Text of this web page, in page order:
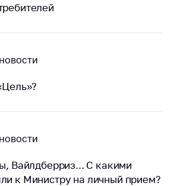
Вайлдберриз... С какими
к Министру на личный прием?